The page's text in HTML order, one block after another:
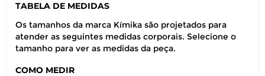
TABELA DE MEDIDAS
Os tamanhos da marca Kímika são projetados para
atender as seguintes medidas corporais. Selecione o
tamanho para ver as medidas da peça.
COMO MEDIR